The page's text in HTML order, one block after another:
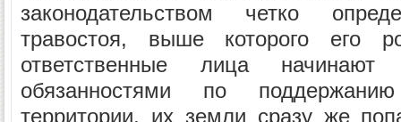
законодательством четко
травостоя, выше которого его
ответственные лица начинают
обязанностями по
территории, их земли сразу же